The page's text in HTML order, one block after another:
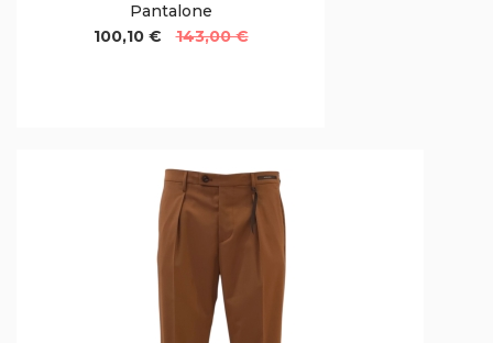
Pantalone
100,10 €
143,00 €